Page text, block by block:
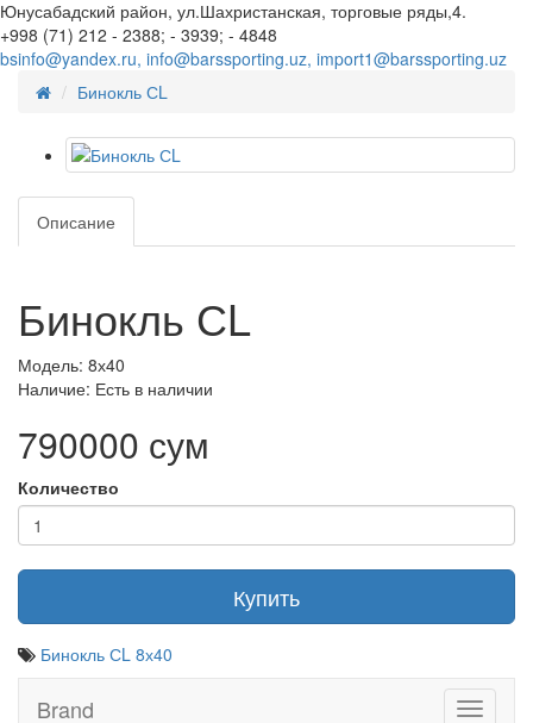
Юнусабадский район, ул.Шахристанская, торговые ряды,4.
+998 (71) 212 - 2388; - 3939; - 4848
bsinfo@yandex.ru, info@barssporting.uz, import1@barssporting.uz
Бинокль СL
Описание
Бинокль СL
Модель: 8х40
Наличие: Есть в наличии
790000 сум
Количество
Купить
Бинокль СL 8х40
Toggle
Brand